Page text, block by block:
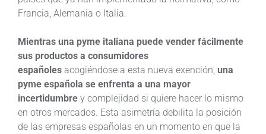
Francia, Alemania o Italia.
Mientras una pyme italiana puede vender fácilmente
sus productos a consumidores
españoles acogiéndose a esta nueva exención, una
pyme española se enfrenta a una mayor
incertidumbre y complejidad si quiere hacer lo mismo
en otros mercados. Esta asimetría debilita la posición
de las empresas españolas en un momento en que la